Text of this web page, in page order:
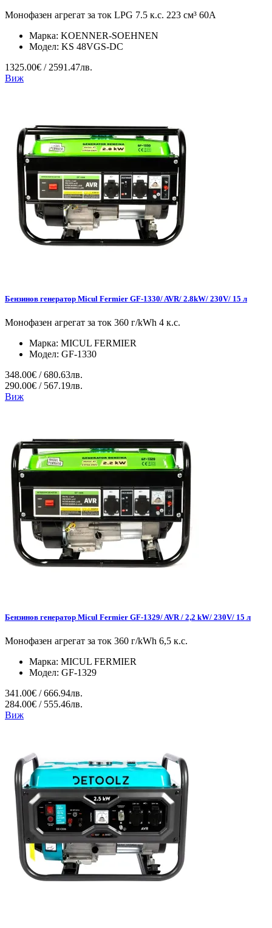
Монофазен агрегат за ток LPG 7.5 к.с. 223 см³ 60А
Марка: KOENNER-SOEHNEN
Модел: KS 48VGS-DC
1325.00€ / 2591.47лв.
Виж
Бензинов генератор Micul Fermier GF-1330/ AVR/ 2.8kW/ 230V/ 15 л
Монофазен агрегат за ток 360 г/kWh 4 к.с.
Марка: MICUL FERMIER
Модел: GF-1330
348.00€ / 680.63лв.
290.00€ / 567.19лв.
Виж
Бензинов генератор Micul Fermier GF-1329/ AVR / 2,2 kW/ 230V/ 15 л
Монофазен агрегат за ток 360 г/kWh 6,5 к.с.
Марка: MICUL FERMIER
Модел: GF-1329
341.00€ / 666.94лв.
284.00€ / 555.46лв.
Виж